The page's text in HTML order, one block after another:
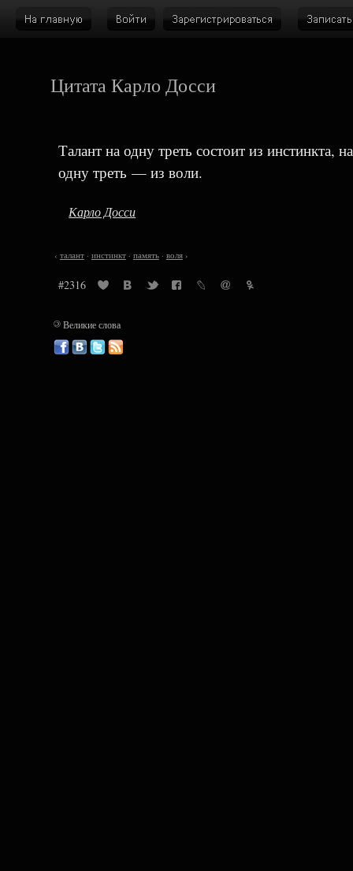
Цитата Карло Досси
Талант на одну треть состоит из инстинкта,
одну треть — из воли.
Карло Досси
‹ талант· инстинкт· память· воля›
#2316
©Великие слова